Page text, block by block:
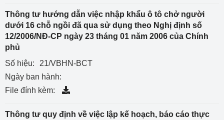
Thông tư hướng dẫn việc nhập khẩu ô tô chở người
dưới 16 chỗ ngồi đã qua sử dụng theo Nghị định số
12/2006/NĐ-CP ngày 23 tháng 01 năm 2006 của Chính
phủ
Số hiệu:
21/VBHN-BCT
Ngày ban hành:
File đính kèm:
Thông tư quy định về việc lập kế hoạch, báo cáo thực